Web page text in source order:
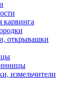
карвинга
открывашки
измельчители